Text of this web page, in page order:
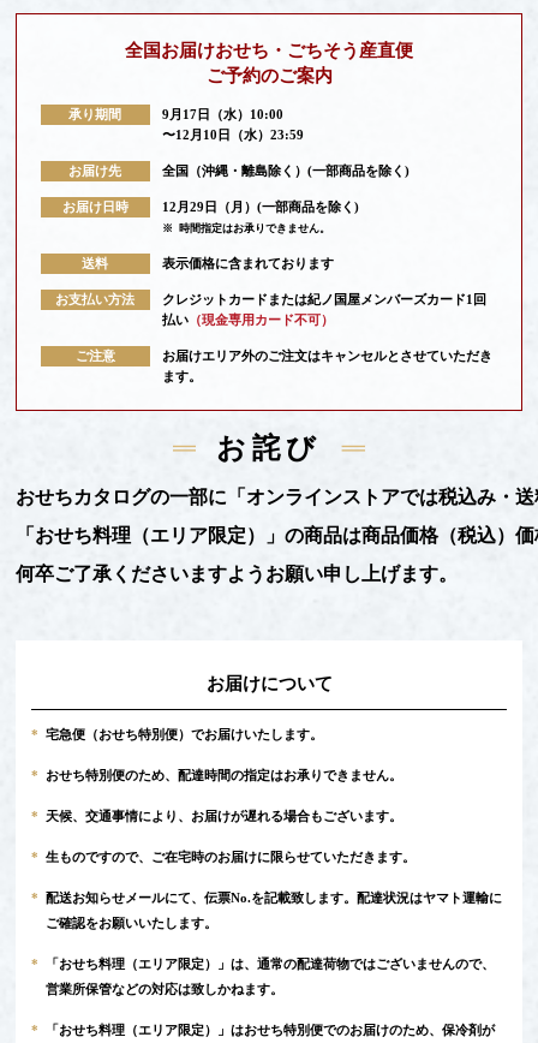
全国お届けおせち・ごちそう産直便
ご予約のご案内
承り期間
9月17日（水）10:00
〜12月10日（水）23:59
お届け先 全国（沖縄・離島除く）(一部商品を除く)
お届け日時 12月29日（月）(一部商品を除く)
※ 時間指定はお承りできません。
送料 表示価格に含まれております
お支払い方法
クレジットカードまたは紀ノ国屋メンバーズカード1回
払い（現金専用カード不可）
ご注意
お届けエリア外のご注文はキャンセルとさせていただき
ます。
お詫び
おせちカタログの一部に「オンラインストアでは税込み・
「おせち料理（エリア限定）」の商品は商品価格（税込）
何卒ご了承くださいますようお願い申し上げます。
お届けについて
* 宅急便（おせち特別便）でお届けいたします。
* おせち特別便のため、配達時間の指定はお承りできません。
* 天候、交通事情により、お届けが遅れる場合もございます。
* 生ものですので、ご在宅時のお届けに限らせていただきます。
*
配送お知らせメールにて、伝票No.を記載致します。配達状況はヤマト運輸に
ご確認をお願いいたします。
*
「おせち料理（エリア限定）」は、通常の配達荷物ではございませんので、
営業所保管などの対応は致しかねます。
*
「おせち料理（エリア限定）」はおせち特別便でのお届けのため、保冷剤が